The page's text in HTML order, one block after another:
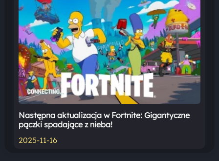
Następna aktualizacja w Fortnite: Gigantyczne
pączki spadające z nieba!
2025-11-16